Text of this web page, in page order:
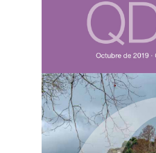
lateral
artículo